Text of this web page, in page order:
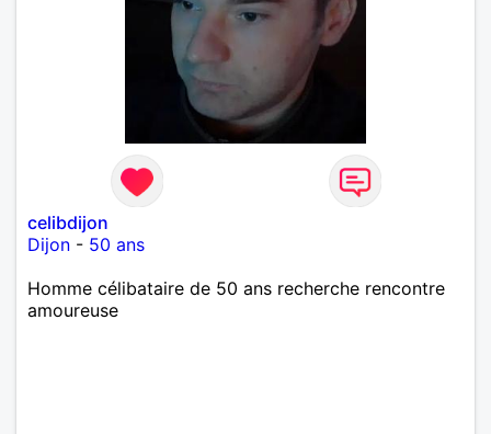
celibdijon
Dijon - 50 ans
Homme célibataire de 50 ans recherche rencontre
amoureuse